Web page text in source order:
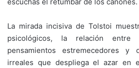
escuchas el retumbar de los cañones.
La mirada incisiva de Tolstoi
psicológicos, la relación entre
pensamientos estremecedores y
irreales que despliega el azar en